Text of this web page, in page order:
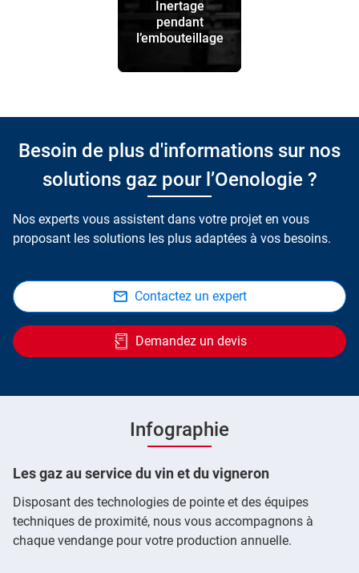
Inertage
pendant
l’embouteillage
Besoin de plus d'informations sur nos
solutions gaz pour l’Oenologie ?
Nos experts vous assistent dans votre projet en vous
proposant les solutions les plus adaptées à vos besoins.
Contactez un expert
Demandez un devis
Infographie
Les gaz au service du vin et du vigneron
Disposant des technologies de pointe et des équipes
techniques de proximité, nous vous accompagnons à
chaque vendange pour votre production annuelle.